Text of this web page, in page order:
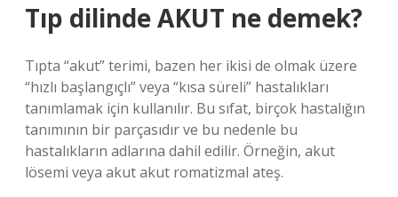
Tıp dilinde AKUT ne demek?
Tıpta “akut” terimi, bazen her ikisi de olmak üzere
“hızlı başlangıçlı” veya “kısa süreli” hastalıkları
tanımlamak için kullanılır. Bu sıfat, birçok hastalığın
tanımının bir parçasıdır ve bu nedenle bu
hastalıkların adlarına dahil edilir. Örneğin, akut
lösemi veya akut akut romatizmal ateş.